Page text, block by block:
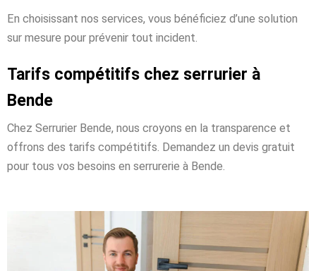
En choisissant nos services, vous bénéficiez d’une solution
sur mesure pour prévenir tout incident.
Tarifs compétitifs chez serrurier à
Bende
Chez Serrurier Bende, nous croyons en la transparence et
offrons des tarifs compétitifs. Demandez un devis gratuit
pour tous vos besoins en serrurerie à Bende.